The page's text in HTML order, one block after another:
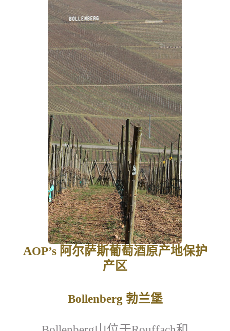
AOP’s 阿尔萨斯葡萄酒原产地保护
产区
Bollenberg 勃兰堡